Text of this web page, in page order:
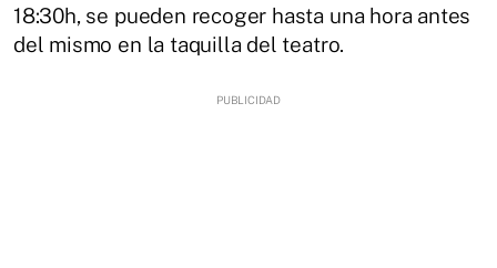
18:30h, se pueden recoger hasta una hora antes
del mismo en la taquilla del teatro.